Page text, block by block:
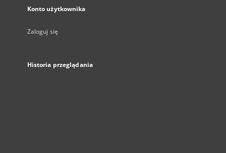
Konto użytkownika
Zaloguj się
Historia przeglądania